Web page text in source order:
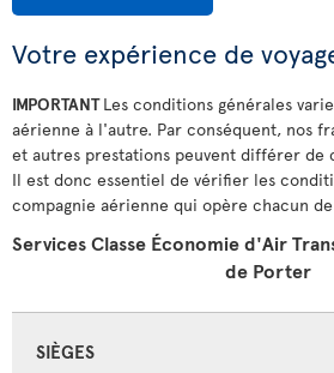
Votre expérience de
IMPORTANTLes conditions générales
aérienne à l'autre. Par conséquent, nos
et autres prestations peuvent différer de
Il est donc essentiel de vérifier les
compagnie aérienne qui opère chacun de
Services Classe Économie d'Air
de Porter
SIÈGES